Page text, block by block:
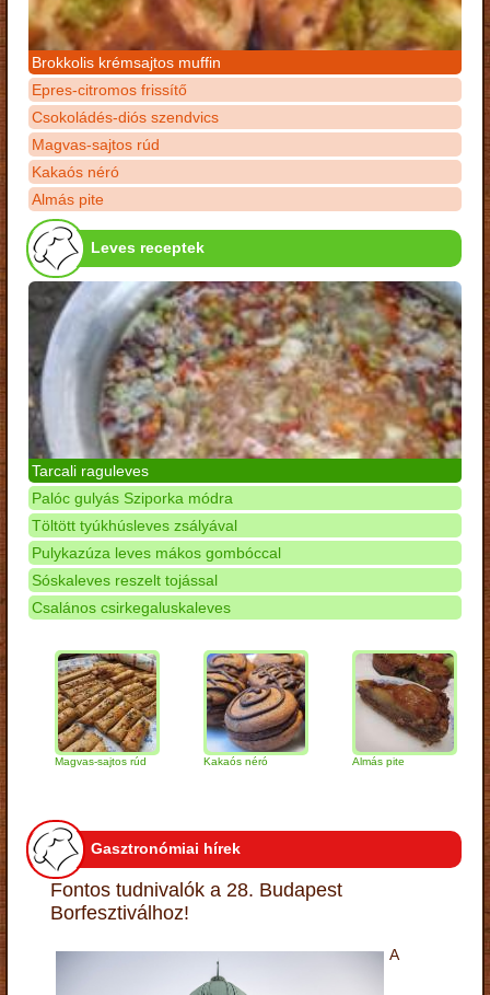
Brokkolis krémsajtos muffin
Epres-citromos frissítő
Csokoládés-diós szendvics
Magvas-sajtos rúd
Kakaós néró
Almás pite
Leves receptek
Tarcali raguleves
Palóc gulyás Sziporka módra
Töltött tyúkhúsleves zsályával
Pulykazúza leves mákos gombóccal
Sóskaleves reszelt tojással
Csalános csirkegaluskaleves
Magvas-sajtos rúd Kakaós néró Almás pite
Gasztronómiai hírek
Fontos tudnivalók a 28. Budapest
Borfesztiválhoz!
A